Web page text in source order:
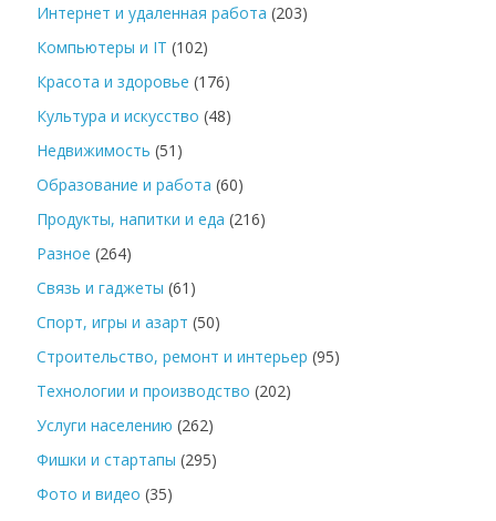
Интернет и удаленная работа (203)
Компьютеры и IT (102)
Красота и здоровье (176)
Культура и искусство (48)
Недвижимость (51)
Образование и работа (60)
Продукты, напитки и еда (216)
Разное (264)
Связь и гаджеты (61)
Спорт, игры и азарт (50)
Строительство, ремонт и интерьер (95)
Технологии и производство (202)
Услуги населению (262)
Фишки и стартапы (295)
Фото и видео (35)